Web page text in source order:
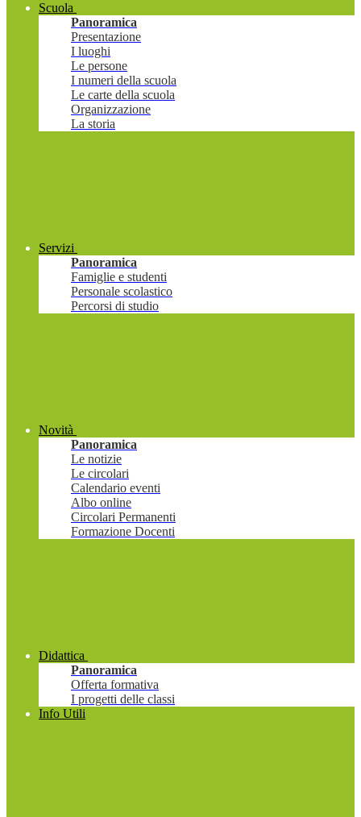
Scuola
Panoramica
Presentazione
I luoghi
Le persone
I numeri della scuola
Le carte della scuola
Organizzazione
La storia
Servizi
Panoramica
Famiglie e studenti
Personale scolastico
Percorsi di studio
Novità
Panoramica
Le notizie
Le circolari
Calendario eventi
Albo online
Circolari Permanenti
Formazione Docenti
Didattica
Panoramica
Offerta formativa
I progetti delle classi
Info Utili